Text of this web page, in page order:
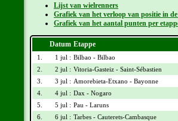
Lijst van wielrenners
Grafiek van het verloop van positie in
Grafiek van het aantal punten per
Datum Etappe
1. 1 jul : Bilbao - Bilbao
2.
2 jul : Vitoria-Gasteiz - Saint-Sébastien
3.
3 jul : Amorebieta-Etxano - Bayonne
4.
4 jul : Dax - Nogaro
5.
5 jul : Pau - Laruns
6.
6 jul : Tarbes - Cauterets-Cambasque